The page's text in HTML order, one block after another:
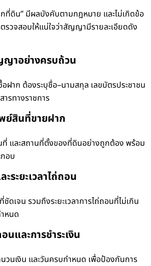
ที่ดิน” มีผลบังคับตามกฎหมาย และไม่เกิดข้อ
รวจสอบให้แน่ใจว่าสัญญามีรายละเอียดดัง
าอย่างครบถ้วน
ฝาก ต้องระบุชื่อ–นามสกุล เลขบัตรประชาชน
ารทางราชการ
ย์สินที่ขายฝาก
ที่ และสถานที่ตั้งของที่ดินอย่างถูกต้อง พร้อม
อบ
ระยะเวลาไถ่ถอน
ดเจน รวมถึงระยะเวลาการไถ่ถอนที่ไม่เกิน
หนด
นและการชำระเงิน
นวนเงิน และวันครบกำหนด เพื่อป้องกันการ